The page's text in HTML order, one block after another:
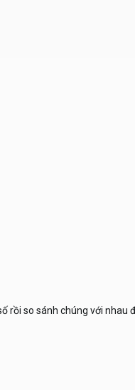
rồi so sánh chúng với nhau